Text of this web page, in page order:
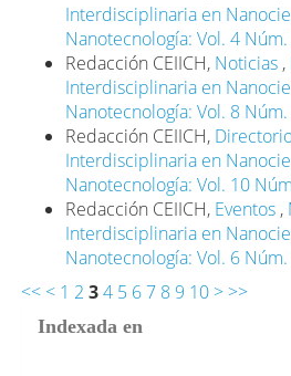
Interdisciplinaria en
Nanotecnología: Vol. 4
Redacción CEIICH, Noticias ,
Interdisciplinaria en
Nanotecnología: Vol. 8
Redacción CEIICH,
Interdisciplinaria en
Nanotecnología: Vol. 10
Redacción CEIICH, Eventos ,
Interdisciplinaria en
Nanotecnología: Vol. 6
<< < 1 2 3 4 5 6 7 8 9 10 > >>
Indexada en